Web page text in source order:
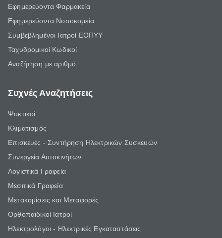
Εφημερεύοντα Φαρμακεία
Εφημερεύοντα Νοσοκομεία
Συμβεβλημένοι Ιατροί ΕΟΠΥΥ
Ταχυδρομικοί Κωδικοί
Αναζήτηση με αριθμό
Συχνές Αναζητήσεις
Ψυκτικοί
Κλιματισμός
Επισκευές - Συντήρηση Ηλεκτρικών Συσκευών
Συνεργεία Αυτοκινήτων
Λογιστικά Γραφεία
Μεσιτικά Γραφεία
Μετακομίσεις και Μεταφορές
Ορθοπαιδικοί Ιατροί
Ηλεκτρολόγοι - Ηλεκτρικές Εγκαταστάσεις